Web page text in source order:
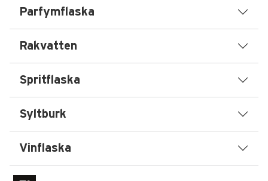
Parfymflaska
Rakvatten
Spritflaska
Syltburk
Vinflaska